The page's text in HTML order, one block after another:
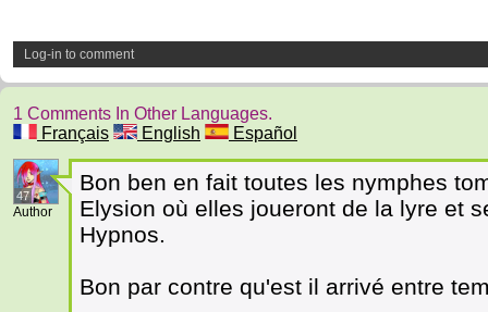
Log-in to comment
1 Comments In Other Languages.
Français
English Español
47
Author
Bon ben en fait toutes les nymphes
Elysion où elles joueront de la lyre et
Hypnos.
Bon par contre qu'est il arrivé entre